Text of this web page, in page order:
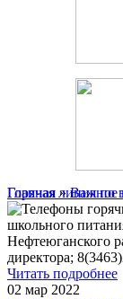
Главная»Важное
Горячая линия по
Телефоны
школьного
Нефтеюганского
директора;
Читать подробнее
02 мар 2022